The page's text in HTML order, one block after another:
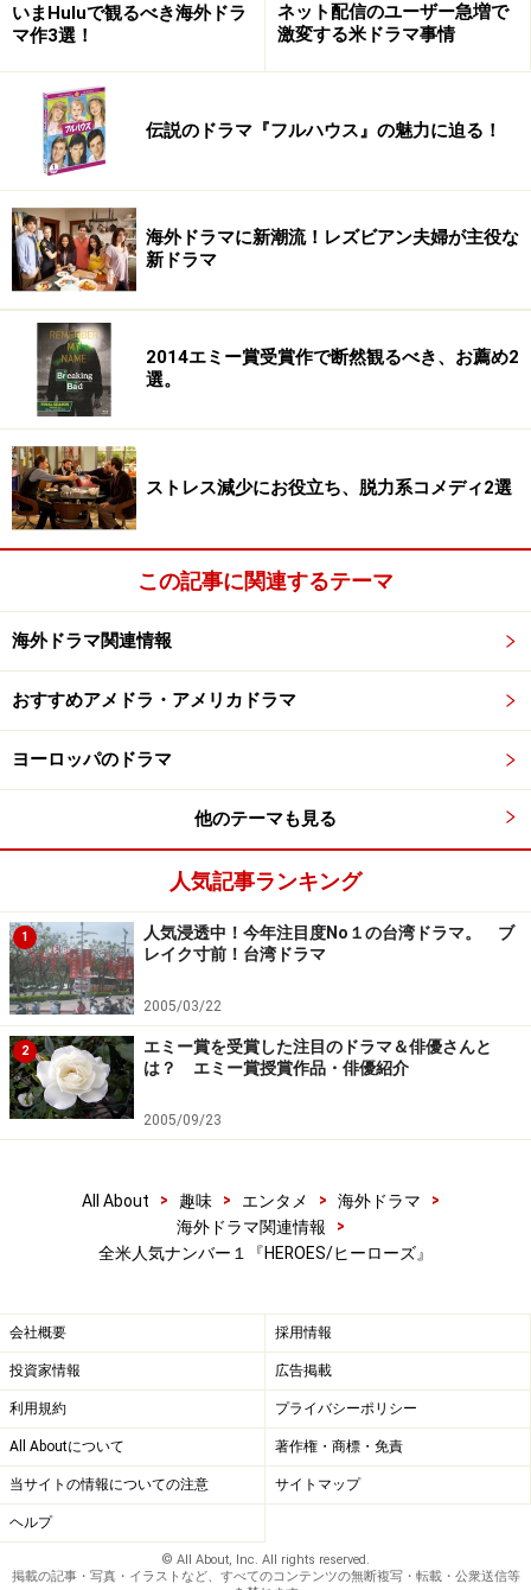
いまHuluで観るべき海外ドラ
マ作3選！
ネット配信のユーザー急増で
激変する米ドラマ事情
伝説のドラマ『フルハウス』の魅力に迫る！
海外ドラマに新潮流！レズビアン夫婦が主役な
新ドラマ
2014エミー賞受賞作で断然観るべき、お薦め2
選。
ストレス減少にお役立ち、脱力系コメディ2選
この記事に関連するテーマ
海外ドラマ関連情報
おすすめアメドラ・アメリカドラマ
ヨーロッパのドラマ
他のテーマも見る
人気記事ランキング
1
人気浸透中！今年注目度No１の台湾ドラマ。 ブ
レイク寸前！台湾ドラマ
2005/03/22
2
エミー賞を受賞した注目のドラマ＆俳優さんと
は？ エミー賞授賞作品・俳優紹介
2005/09/23
All About > 趣味 > エンタメ > 海外ドラマ
>
海外ドラマ関連情報
>
全米人気ナンバー１『HEROES/ヒーローズ』
会社概要 採用情報
投資家情報 広告掲載
利用規約 プライバシーポリシー
All Aboutについて 著作権・商標・免責
当サイトの情報についての注意 サイトマップ
ヘルプ
© All About, Inc. All rights reserved.
掲載の記事・写真・イラストなど、すべてのコンテンツの無断複写・転載・公衆送信等